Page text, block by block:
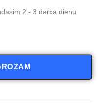
2 - 3 darba dienu